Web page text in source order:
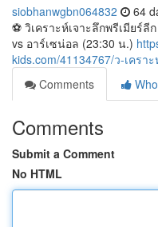
siobhanwgbn064832 64
⚽️ วิเคราะห์เจาะลึกพรีเมียร์
vs อาร์เซน่อล (23:30 น.)
kids.com/41134767/ว-เครา
Comments
Comments
Submit a Comment
No HTML